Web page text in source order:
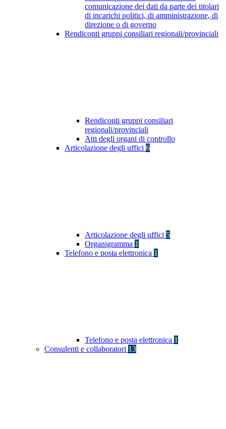
comunicazione dei dati da parte dei titolari
di incarichi politici, di amministrazione, di
direzione o di governo
Rendiconti gruppi consiliari regionali/provinciali
Rendiconti gruppi consiliari
regionali/provinciali
Atti degli organi di controllo
Articolazione degli uffici 6
Articolazione degli uffici 5
Organigramma 1
Telefono e posta elettronica 1
Telefono e posta elettronica 1
Consulenti e collaboratori 13